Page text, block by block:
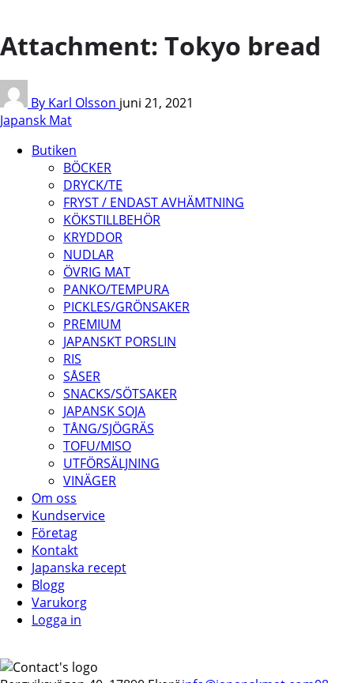
Attachment: Tokyo bread
By Karl Olsson juni 21, 2021
Japansk Mat
Butiken
BÖCKER
DRYCK/TE
FRYST / ENDAST AVHÄMTNING
KÖKSTILLBEHÖR
KRYDDOR
NUDLAR
ÖVRIG MAT
PANKO/TEMPURA
PICKLES/GRÖNSAKER
PREMIUM
JAPANSKT PORSLIN
RIS
SÅSER
SNACKS/SÖTSAKER
JAPANSK SOJA
TÅNG/SJÖGRÄS
TOFU/MISO
UTFÖRSÄLJNING
VINÄGER
Om oss
Kundservice
Företag
Kontakt
Japanska recept
Blogg
Varukorg
Logga in